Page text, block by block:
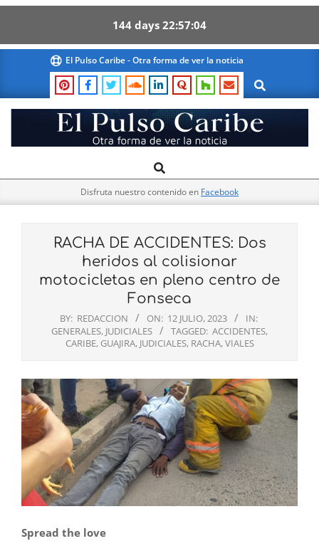
144 days 22 57 03
content
El Pulso Caribe - Otra forma de ver la noticia
Search
El
Pulso
Navigation
Search
Disfruta nuestro contenido en Facebook
RACHA DE ACCIDENTES: Dos
heridos al colisionar
motocicletas en pleno centro de
Fonseca
BY: REDACCION ON: 12 JULIO, 2023
IN:
GENERALES, JUDICIALES TAGGED: ACCIDENTES,
CARIBE, GUAJIRA, JUDICIALES, RACHA,VIALES
Spread the love